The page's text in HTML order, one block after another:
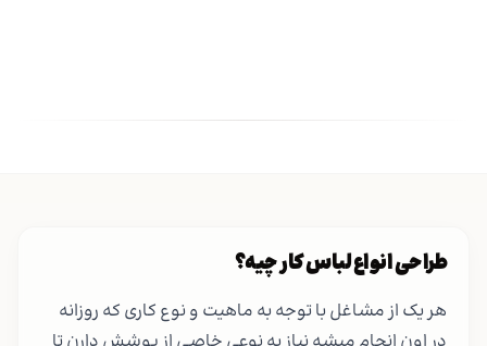
طراحی انواع لباس کار چیه؟
هر یک از مشاغل با توجه به ماهیت و نوع کاری که روزانه